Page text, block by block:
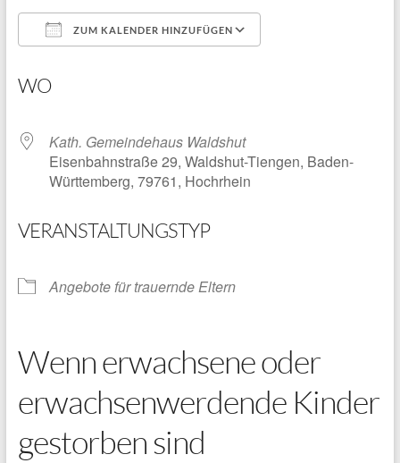
ZUM KALENDER HINZUFÜGEN
WO
Kath. Gemeindehaus Waldshut
Eisenbahnstraße 29, Waldshut-Tiengen, Baden-
Württemberg, 79761, Hochrhein
VERANSTALTUNGSTYP
Angebote für trauernde Eltern
Wenn erwachsene oder
erwachsenwerdende Kinder
gestorben sind